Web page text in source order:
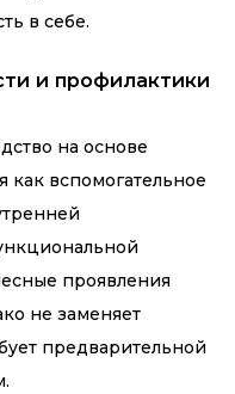
в себе.
и профилактики
на основе
как вспомогательное
проявления
не заменяет
предварительной